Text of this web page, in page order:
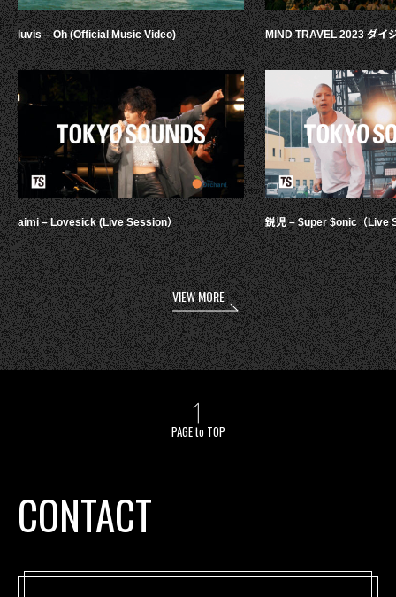
luvis – Oh (Official Music Video)
aimi – Lovesick (Live Session）
MIND TRAVEL 2023 ダイ
鋭児 – $uper $onic（Live
VIEW MORE
PAGE to TOP
CONTACT